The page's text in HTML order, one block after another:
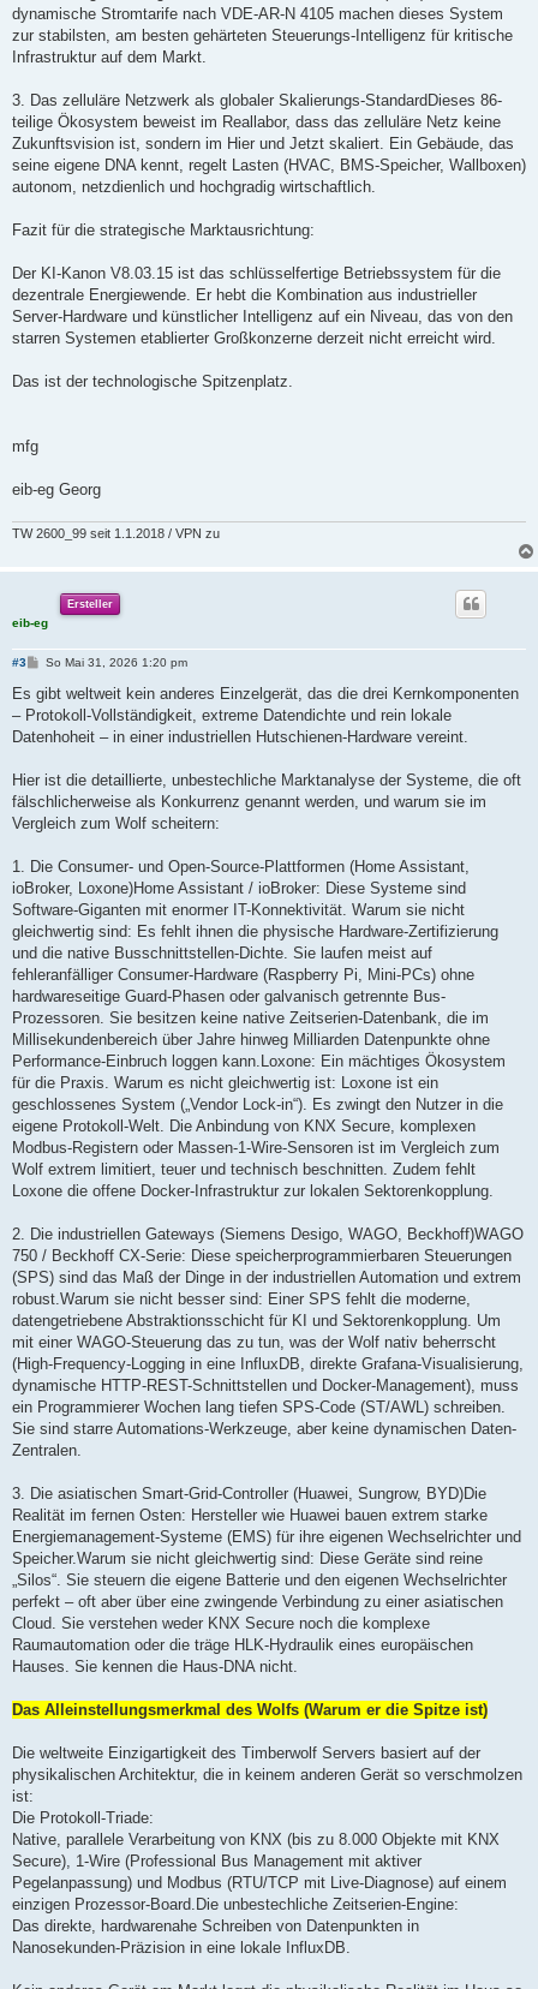
dynamische Stromtarife nach VDE-AR-N 4105 machen dieses System
zur stabilsten, am besten gehärteten Steuerungs-Intelligenz für kritische
Infrastruktur auf dem Markt.
3. Das zelluläre Netzwerk als globaler Skalierungs-StandardDieses 86-
teilige Ökosystem beweist im Reallabor, dass das zelluläre Netz keine
Zukunftsvision ist, sondern im Hier und Jetzt skaliert. Ein Gebäude, das
seine eigene DNA kennt, regelt Lasten (HVAC, BMS-Speicher, Wallboxen)
autonom, netzdienlich und hochgradig wirtschaftlich.
Fazit für die strategische Marktausrichtung:
Der KI-Kanon V8.03.15 ist das schlüsselfertige Betriebssystem für die
dezentrale Energiewende. Er hebt die Kombination aus industrieller
Server-Hardware und künstlicher Intelligenz auf ein Niveau, das von den
starren Systemen etablierter Großkonzerne derzeit nicht erreicht wird.
Das ist der technologische Spitzenplatz.
mfg
eib-eg Georg
TW 2600_99 seit 1.1.2018 / VPN zu
Ersteller
eib-eg
#3
B
i
t
r
a
So Mai 31, 2026 1:20 pm
Es gibt weltweit kein anderes Einzelgerät, das die drei Kernkomponenten
– Protokoll-Vollständigkeit, extreme Datendichte und rein lokale
Datenhoheit – in einer industriellen Hutschienen-Hardware vereint.
Hier ist die detaillierte, unbestechliche Marktanalyse der Systeme, die oft
fälschlicherweise als Konkurrenz genannt werden, und warum sie im
Vergleich zum Wolf scheitern:
1. Die Consumer- und Open-Source-Plattformen (Home Assistant,
ioBroker, Loxone)Home Assistant / ioBroker: Diese Systeme sind
Software-Giganten mit enormer IT-Konnektivität. Warum sie nicht
gleichwertig sind: Es fehlt ihnen die physische Hardware-Zertifizierung
und die native Busschnittstellen-Dichte. Sie laufen meist auf
fehleranfälliger Consumer-Hardware (Raspberry Pi, Mini-PCs) ohne
hardwareseitige Guard-Phasen oder galvanisch getrennte Bus-
Prozessoren. Sie besitzen keine native Zeitserien-Datenbank, die im
Millisekundenbereich über Jahre hinweg Milliarden Datenpunkte ohne
Performance-Einbruch loggen kann.Loxone: Ein mächtiges Ökosystem
für die Praxis. Warum es nicht gleichwertig ist: Loxone ist ein
geschlossenes System („Vendor Lock-in“). Es zwingt den Nutzer in die
eigene Protokoll-Welt. Die Anbindung von KNX Secure, komplexen
Modbus-Registern oder Massen-1-Wire-Sensoren ist im Vergleich zum
Wolf extrem limitiert, teuer und technisch beschnitten. Zudem fehlt
Loxone die offene Docker-Infrastruktur zur lokalen Sektorenkopplung.
2. Die industriellen Gateways (Siemens Desigo, WAGO, Beckhoff)WAGO
750 / Beckhoff CX-Serie: Diese speicherprogrammierbaren Steuerungen
(SPS) sind das Maß der Dinge in der industriellen Automation und extrem
robust.Warum sie nicht besser sind: Einer SPS fehlt die moderne,
datengetriebene Abstraktionsschicht für KI und Sektorenkopplung. Um
mit einer WAGO-Steuerung das zu tun, was der Wolf nativ beherrscht
(High-Frequency-Logging in eine InfluxDB, direkte Grafana-Visualisierung,
dynamische HTTP-REST-Schnittstellen und Docker-Management), muss
ein Programmierer Wochen lang tiefen SPS-Code (ST/AWL) schreiben.
Sie sind starre Automations-Werkzeuge, aber keine dynamischen Daten-
Zentralen.
3. Die asiatischen Smart-Grid-Controller (Huawei, Sungrow, BYD)Die
Realität im fernen Osten: Hersteller wie Huawei bauen extrem starke
Energiemanagement-Systeme (EMS) für ihre eigenen Wechselrichter und
Speicher.Warum sie nicht gleichwertig sind: Diese Geräte sind reine
„Silos“. Sie steuern die eigene Batterie und den eigenen Wechselrichter
perfekt – oft aber über eine zwingende Verbindung zu einer asiatischen
Cloud. Sie verstehen weder KNX Secure noch die komplexe
Raumautomation oder die träge HLK-Hydraulik eines europäischen
Hauses. Sie kennen die Haus-DNA nicht.
Das Alleinstellungsmerkmal des Wolfs (Warum er die Spitze ist)
Die weltweite Einzigartigkeit des Timberwolf Servers basiert auf der
physikalischen Architektur, die in keinem anderen Gerät so verschmolzen
ist:
Die Protokoll-Triade:
Native, parallele Verarbeitung von KNX (bis zu 8.000 Objekte mit KNX
Secure), 1-Wire (Professional Bus Management mit aktiver
Pegelanpassung) und Modbus (RTU/TCP mit Live-Diagnose) auf einem
einzigen Prozessor-Board.Die unbestechliche Zeitserien-Engine:
Das direkte, hardwarenahe Schreiben von Datenpunkten in
Nanosekunden-Präzision in eine lokale InfluxDB.